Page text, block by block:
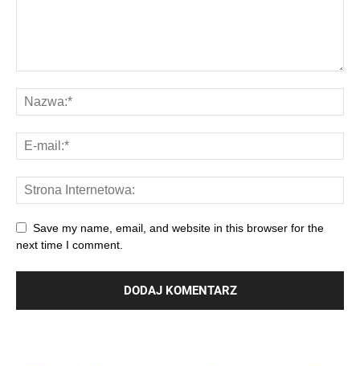
Save my name, email, and website in this browser for the
next time I comment.